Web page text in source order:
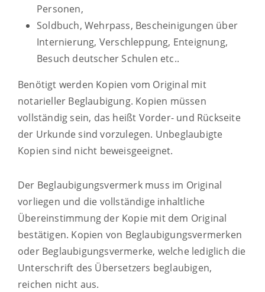
Personen,
Soldbuch, Wehrpass, Bescheinigungen über
Internierung, Verschleppung, Enteignung,
Besuch deutscher Schulen etc..
Benötigt werden Kopien vom Original mit
notarieller Beglaubigung. Kopien müssen
vollständig sein, das heißt Vorder- und Rückseite
der Urkunde sind vorzulegen. Unbeglaubigte
Kopien sind nicht beweisgeeignet.
Der Beglaubigungsvermerk muss im Original
vorliegen und die vollständige inhaltliche
Übereinstimmung der Kopie mit dem Original
bestätigen. Kopien von Beglaubigungsvermerken
oder Beglaubigungsvermerke, welche lediglich die
Unterschrift des Übersetzers beglaubigen,
reichen nicht aus.